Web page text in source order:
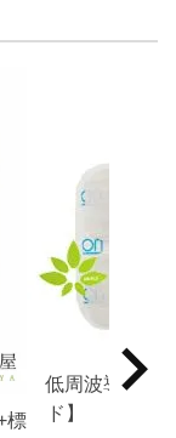
標
低周波導子パ
ド】 ５×５